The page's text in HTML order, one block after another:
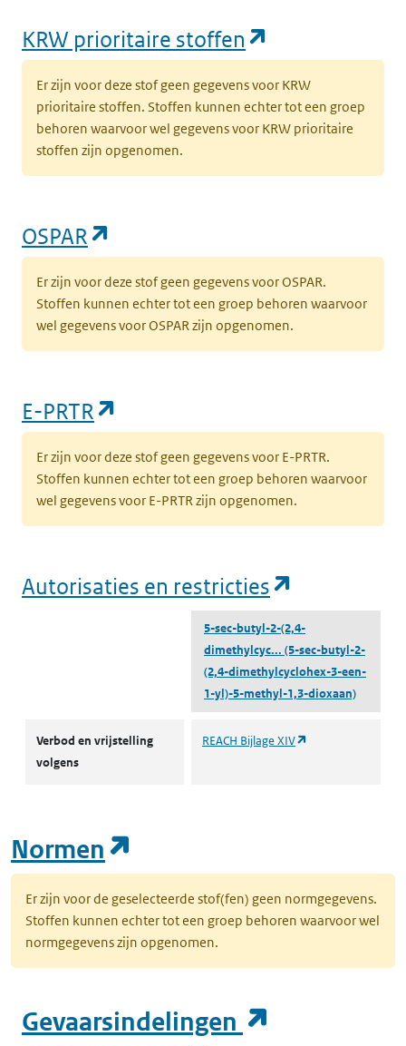
KRW prioritaire stoffen
Er zijn voor deze stof geen gegevens voor KRW
prioritaire stoffen. Stoffen kunnen echter tot een groep
behoren waarvoor wel gegevens voor KRW prioritaire
stoffen zijn opgenomen.
OSPAR
Er zijn voor deze stof geen gegevens voor OSPAR.
Stoffen kunnen echter tot een groep behoren waarvoor
wel gegevens voor OSPAR zijn opgenomen.
E-PRTR
Er zijn voor deze stof geen gegevens voor E-PRTR.
Stoffen kunnen echter tot een groep behoren waarvoor
wel gegevens voor E-PRTR zijn opgenomen.
Autorisaties en restricties
5-sec-butyl-2-(2,4-
dimethylcyc... (5-sec-butyl-2-
(2,4-dimethylcyclohex-3-een-
1-yl)-5-methyl-1,3-dioxaan)
Verbod en vrijstelling
volgens
REACH Bijlage XIV
Normen
Er zijn voor de geselecteerde stof(fen) geen normgegevens.
Stoffen kunnen echter tot een groep behoren waarvoor wel
normgegevens zijn opgenomen.
Gevaarsindelingen